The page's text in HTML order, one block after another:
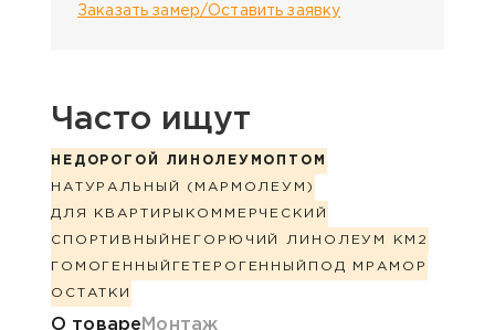
Заказать замер/Оставить заявку
Часто ищут
НЕДОРОГОЙ ЛИНОЛЕУМ ОПТОМ
НАТУРАЛЬНЫЙ (МАРМОЛЕУМ)
ДЛЯ КВАРТИРЫ КОММЕРЧЕСКИЙ
СПОРТИВНЫЙ НЕГОРЮЧИЙ ЛИНОЛЕУМ КМ2
ГОМОГЕННЫЙ ГЕТЕРОГЕННЫЙ ПОД МРАМОР
ОСТАТКИ
О товаре Монтаж